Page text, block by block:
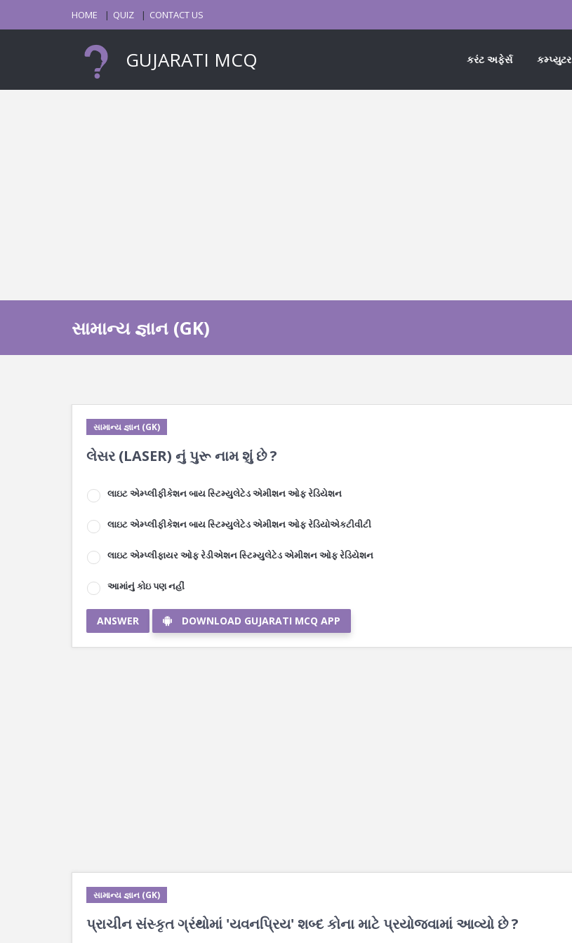
HOME QUIZ CONTACT US
GUJARATI MCQ કરંટ અફેર્સ કમ્પ્યુટર
સામાન્ય જ્ઞાન (GK)
સામાન્ય જ્ઞાન (GK)
લેસર (LASER) નું પુરૂ નામ શું છે ?
લાઇટ એમ્પ્લીફીકેશન બાય સ્ટિમ્યુલેટેડ એમીશન ઓફ રેડિયેશન
લાઇટ એમ્પ્લીફીકેશન બાય સ્ટિમ્યુલેટેડ એમીશન ઓફ રેડિયોએકટીવીટી
લાઇટ એમ્પ્લીફાયર ઓફ રેડીએશન સ્ટિમ્યુલેટેડ એમીશન ઓફ રેડિયેશન
આમાંનું કોઇ પણ નહીં
ANSWER DOWNLOAD GUJARATI MCQ APP
સામાન્ય જ્ઞાન (GK)
પ્રાચીન સંસ્કૃત ગ્રંથોમાં 'યવનપ્રિય' શબ્દ કોના માટે પ્રયોજવામાં આવ્યો છે ?